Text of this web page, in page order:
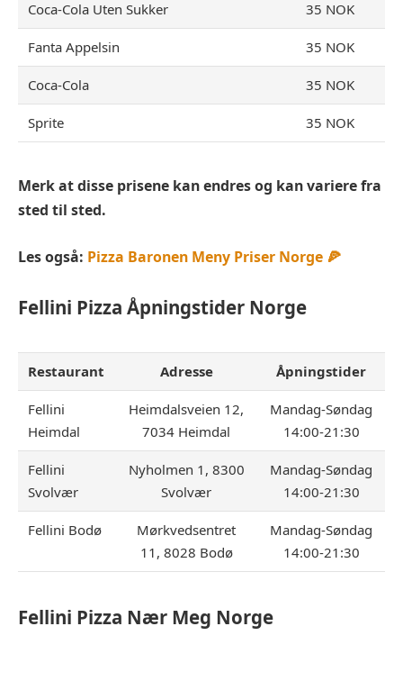
Coca-Cola Uten Sukker 35 NOK
Fanta Appelsin 35 NOK
Coca-Cola 35 NOK
Sprite 35 NOK
Merk at disse prisene kan endres og kan variere fra
sted til sted.
Les også: Pizza Baronen Meny Priser Norge 🍕
Fellini Pizza Åpningstider Norge
Restaurant Adresse Åpningstider
Fellini
Heimdal
Heimdalsveien 12,
7034 Heimdal
Mandag-Søndag
14:00-21:30
Fellini
Svolvær
Nyholmen 1, 8300
Svolvær
Mandag-Søndag
14:00-21:30
Fellini Bodø
Mørkvedsentret
11, 8028 Bodø
Mandag-Søndag
14:00-21:30
Fellini Pizza Nær Meg Norge